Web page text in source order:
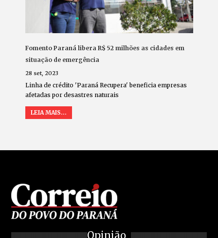
Fomento Paraná libera R$ 52 milhões as cidades em
situação de emergência
28 set, 2023
Linha de crédito 'Paraná Recupera' beneficia empresas
afetadas por desastres naturais
LEIA MAIS...
Opinião